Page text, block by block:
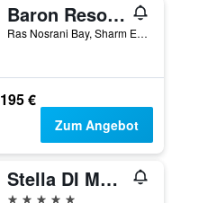
Baron Resort Sharm El Sheikh
Ras Nosrani Bay, Sharm El-Sheikh, Ägypten
195 €
Zum Angebot
Stella DI Mare Beach Hotel & Spa
5 Sterne